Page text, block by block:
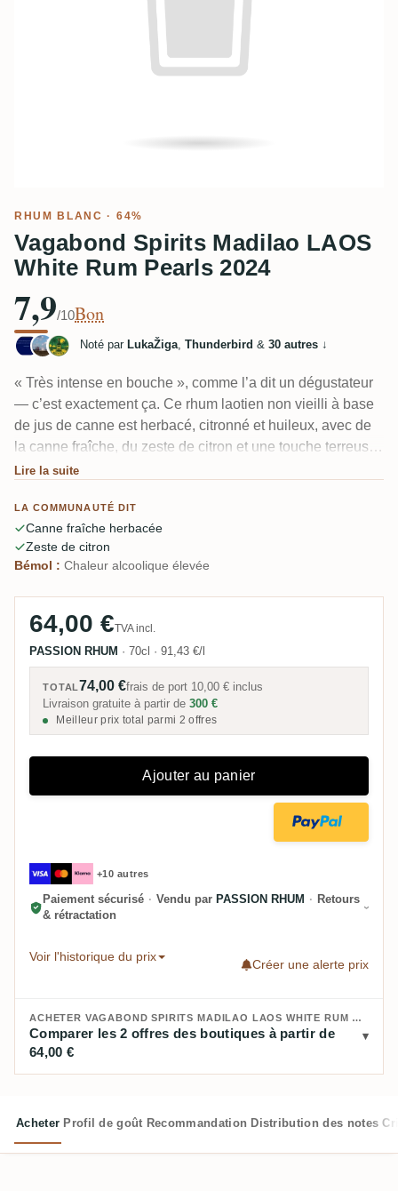
RHUM BLANC · 64%
Vagabond Spirits Madilao LAOS
White Rum Pearls 2024
7,9/10Bon
Noté par LukaŽiga, Thunderbird & 30 autres ↓
« Très intense en bouche », comme l’a dit un dégustateur
— c’est exactement ça. Ce rhum laotien non vieilli à base
de jus de canne est herbacé, citronné et huileux, avec de
la canne fraîche, du zeste de citron et une touche terreuse
et beurrée. Plusieurs le trouvent proche d’un agricole, et à
mentionnent une légère amertume en finale.
Lire la suite
LA COMMUNAUTÉ DIT
Canne fraîche herbacée
Zeste de citron
Bémol : Chaleur alcoolique élevée
64,00 €TVA incl.
PASSION RHUM · 70cl · 91,43 €/l
TOTAL74,00 €frais de port 10,00 € inclus
Livraison gratuite à partir de 300 €
Meilleur prix total parmi 2 offres
Ajouter au panier
+10 autres
Paiement sécurisé · Vendu par PASSION RHUM · Retours
& rétractation
Voir l'historique du prix
Créer une alerte prix
ACHETER VAGABOND SPIRITS MADILAO LAOS WHITE RUM PEARLS 2024 :
Comparer les 2 offres des boutiques à partir de
64,00 €
Acheter Profil de goût Recommandation Distribution des notes